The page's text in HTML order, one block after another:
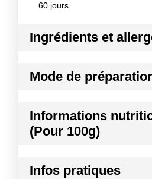
60 jours
Ingrédients et
Poisson sauvage, 100% colin
Allergènes :
Poissons et produits à base
Opérations
Mode de
l'emballage puis rincer
cuisiner comme un produit
Informations
(Pour 100g)
Infos pratiques